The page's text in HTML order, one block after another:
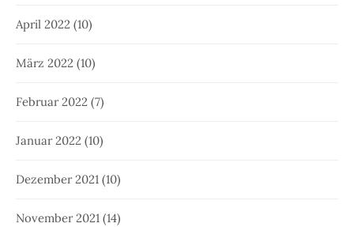
April 2022 (10)
März 2022 (10)
Februar 2022 (7)
Januar 2022 (10)
Dezember 2021 (10)
November 2021 (14)